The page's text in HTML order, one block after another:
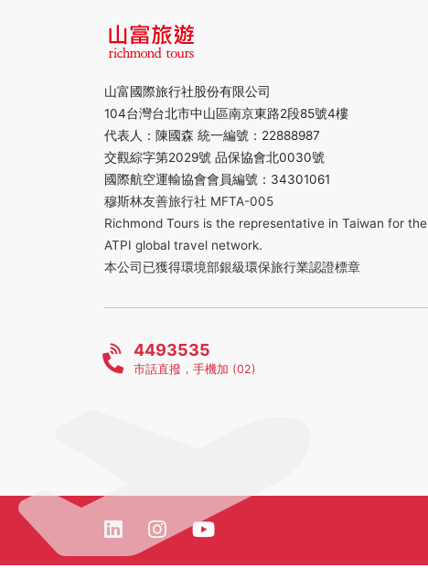
山富國際旅行社股份有限公司
104台灣台北市中山區南京東路2段85號4樓
代表人：陳國森 統一編號：22888987
交觀綜字第2029號 品保協會北0030號
國際航空運輸協會會員編號：34301061
穆斯林友善旅行社 MFTA-005
Richmond Tours is the representative in Taiwan for the
ATPI global travel network.
本公司已獲得環境部銀級環保旅行業認證標章
4493535
市話直撥，手機加 (02)